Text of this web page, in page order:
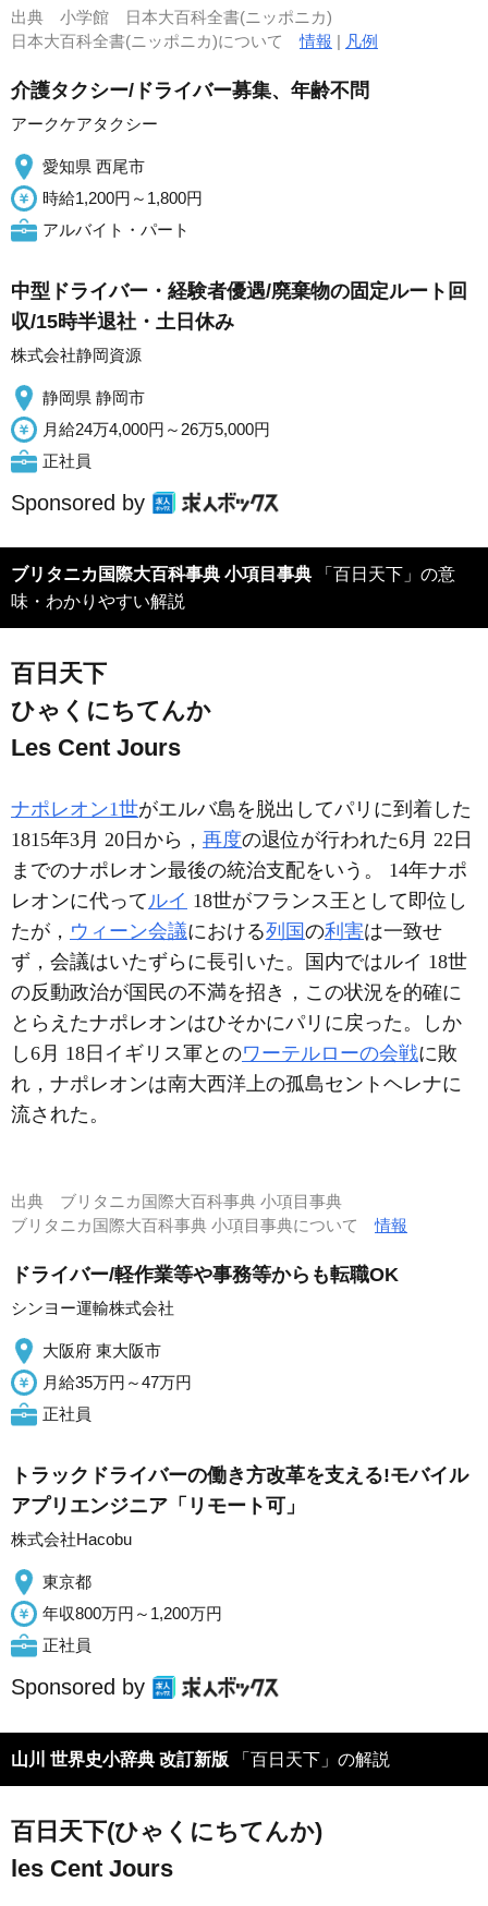
出典 小学館 日本大百科全書(ニッポニカ)
日本大百科全書(ニッポニカ)について情報 | 凡例
介護タクシー/ドライバー募集、年齢不問
アークケアタクシー
愛知県 西尾市
時給1,200円～1,800円
アルバイト・パート
中型ドライバー・経験者優遇/廃棄物の固定ルート回
収/15時半退社・土日休み
株式会社静岡資源
静岡県 静岡市
月給24万4,000円～26万5,000円
正社員
Sponsored by
ブリタニカ国際大百科事典 小項目事典 「百日天下」の意
味・わかりやすい解説
百日天下
ひゃくにちてんか
Les Cent Jours
ナポレオン1世がエルバ島を脱出してパリに到着した
1815年3月 20日から， 再度の退位が行われた6月 22日
までのナポレオン最後の統治支配をいう。 14年ナポ
レオンに代ってルイ 18世がフランス王として即位し
たが， ウィーン会議における列国の利害は一致せ
ず，会議はいたずらに長引いた。国内ではルイ 18世
の反動政治が国民の不満を招き，この状況を的確に
とらえたナポレオンはひそかにパリに戻った。しか
し6月 18日イギリス軍とのワーテルローの会戦に敗
れ，ナポレオンは南大西洋上の孤島セントヘレナに
流された。
出典 ブリタニカ国際大百科事典 小項目事典
ブリタニカ国際大百科事典 小項目事典について情報
ドライバー/軽作業等や事務等からも転職OK
シンヨー運輸株式会社
大阪府 東大阪市
月給35万円～47万円
正社員
トラックドライバーの働き方改革を支える!モバイル
アプリエンジニア「リモート可」
株式会社Hacobu
東京都
年収800万円～1,200万円
正社員
Sponsored by
山川 世界史小辞典 改訂新版 「百日天下」の解説
百日天下(ひゃくにちてんか)
les Cent Jours